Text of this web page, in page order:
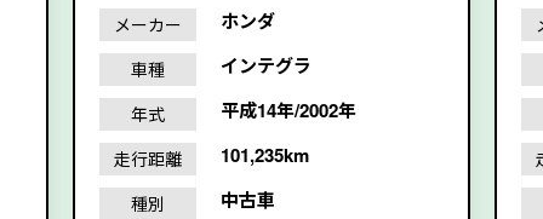
メーカー ホンダ
車種 インテグラ
年式 平成14年/2002年
走行距離 101,235km
種別 中古車